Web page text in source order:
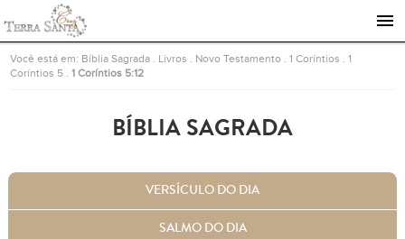
Ir para a página inicial
Você está em: Bíblia Sagrada Livros Novo Testamento .1 Coríntios .1
Coríntios 5 .1 Coríntios 5:12
BÍBLIA SAGRADA
VERSÍCULO DO DIA
SALMO DO DIA